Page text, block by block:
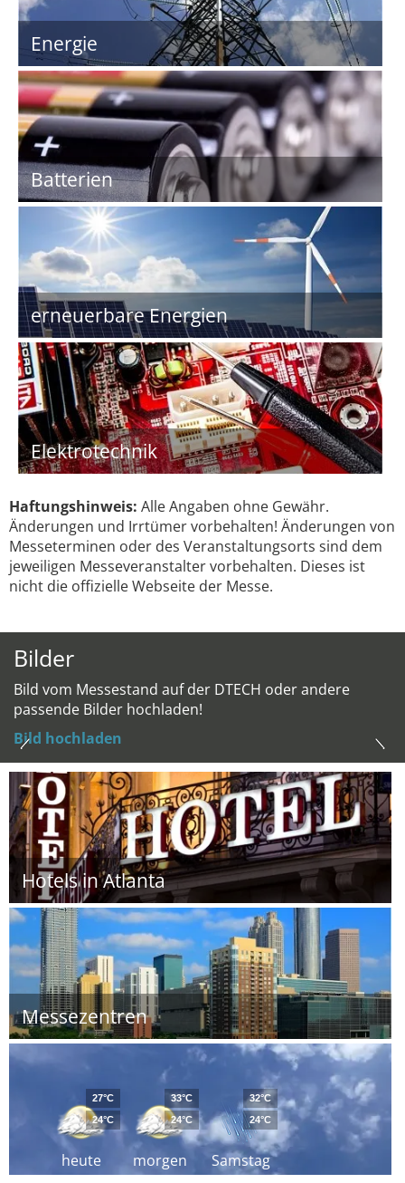
Energie
Batterien
erneuerbare Energien
Elektrotechnik
Haftungshinweis: Alle Angaben ohne Gewähr.
Änderungen und Irrtümer vorbehalten! Änderungen von
Messeterminen oder des Veranstaltungsorts sind dem
jeweiligen Messeveranstalter vorbehalten. Dieses ist
nicht die offizielle Webseite der Messe.
Bilder
Bild vom Messestand auf der DTECH oder andere
passende Bilder hochladen!
Bild hochladen
Hotels in Atlanta
Messezentren
heute
27°C
24°C
morgen
33°C
24°C
Samstag
32°C
24°C